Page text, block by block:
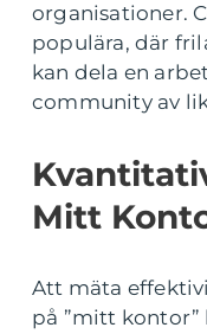
organisationer.
populära, där
kan dela en
community av
Mitt
Att mäta
på ”mitt kontor”